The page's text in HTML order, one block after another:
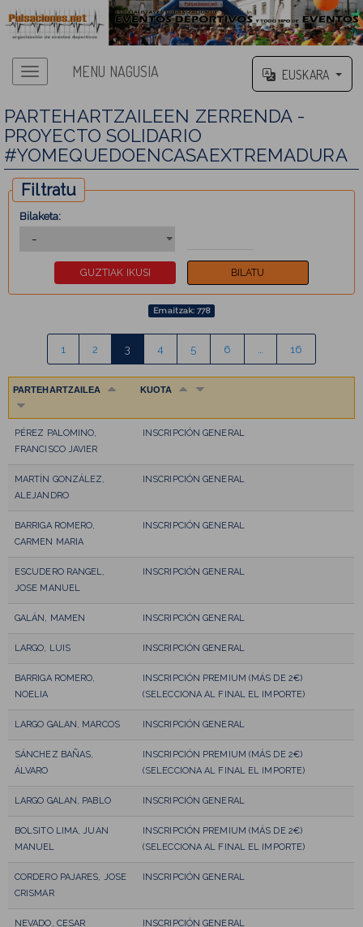
MENU NAGUSIA EUSKARA
PARTEHARTZAILEEN ZERRENDA -
PROYECTO SOLIDARIO
#YOMEQUEDOENCASAEXTREMADURA
Filtratu
Bilaketa:
Emaitzak: 778
1 2 3 4 5 6 16
PARTEHARTZAILEA KUOTA
PÉREZ PALOMINO,
FRANCISCO JAVIER
INSCRIPCIÓN GENERAL
MARTÍN GONZÁLEZ,
ALEJANDRO
INSCRIPCIÓN GENERAL
BARRIGA ROMERO,
CARMEN MARIA
INSCRIPCIÓN GENERAL
ESCUDERO RANGEL,
JOSE MANUEL
INSCRIPCIÓN GENERAL
GALÁN, MAMEN INSCRIPCIÓN GENERAL
LARGO, LUIS INSCRIPCIÓN GENERAL
BARRIGA ROMERO,
NOELIA
INSCRIPCIÓN PREMIUM (MÁS DE 2€)
(SELECCIONA AL FINAL EL IMPORTE)
LARGO GALAN, MARCOS INSCRIPCIÓN GENERAL
SÁNCHEZ BAÑAS,
ÁLVARO
INSCRIPCIÓN PREMIUM (MÁS DE 2€)
(SELECCIONA AL FINAL EL IMPORTE)
LARGO GALAN, PABLO INSCRIPCIÓN GENERAL
BOLSITO LIMA, JUAN
MANUEL
INSCRIPCIÓN PREMIUM (MÁS DE 2€)
(SELECCIONA AL FINAL EL IMPORTE)
CORDERO PAJARES, JOSE
CRISMAR
INSCRIPCIÓN GENERAL
NEVADO, CESAR INSCRIPCIÓN GENERAL